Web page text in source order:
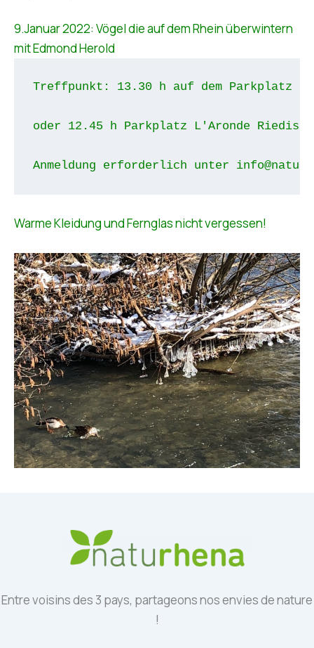
9.Januar 2022: Vögel die auf dem Rhein überwintern
mit Edmond Herold
Treffpunkt: 13.30 h auf dem Parkplatz
oder 12.45 h Parkplatz L'Aronde
Anmeldung erforderlich unter
Warme Kleidung und Fernglas nicht vergessen!
Entre voisins des 3 pays, partageons nos envies de nature
!